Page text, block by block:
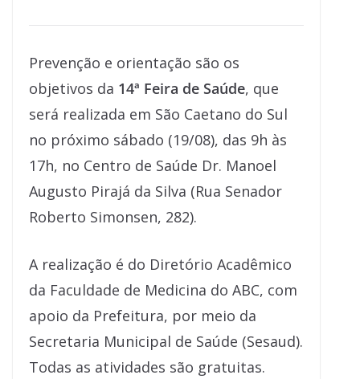
Prevenção e orientação são os
objetivos da 14ª Feira de Saúde, que
será realizada em São Caetano do Sul
no próximo sábado (19/08), das 9h às
17h, no Centro de Saúde Dr. Manoel
Augusto Pirajá da Silva (Rua Senador
Roberto Simonsen, 282).
A realização é do Diretório Acadêmico
da Faculdade de Medicina do ABC, com
apoio da Prefeitura, por meio da
Secretaria Municipal de Saúde (Sesaud).
Todas as atividades são gratuitas.